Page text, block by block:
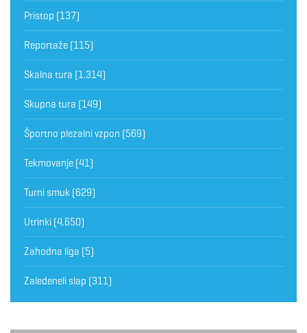
Pristop (137)
Reportaže (115)
Skalna tura (1.314)
Skupna tura (149)
Športno plezalni vzpon (569)
Tekmovanje (41)
Turni smuk (629)
Utrinki (4.650)
Zahodna liga (5)
Zaledeneli slap (311)